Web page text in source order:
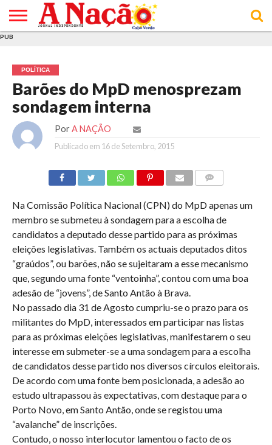
E DE
COOKIES
DE
UTILIZAÇÃO
PUB
POLÍTICA
Barões do MpD menosprezam
sondagem interna
Por A NAÇÃO
Publicado em 16 de Setembro, 2015
Na Comissão Política Nacional (CPN) do MpD apenas um
membro se submeteu à sondagem para a escolha de
candidatos a deputado desse partido para as próximas
eleições legislativas. Também os actuais deputados ditos
“graúdos”, ou barões, não se sujeitaram a esse mecanismo
que, segundo uma fonte “ventoinha”, contou com uma boa
adesão de “jovens”, de Santo Antão à Brava.
No passado dia 31 de Agosto cumpriu-se o prazo para os
militantes do MpD, interessados em participar nas listas
para as próximas eleições legislativas, manifestarem o seu
interesse em submeter-se a uma sondagem para a escolha
de candidatos desse partido nos diversos círculos eleitorais.
De acordo com uma fonte bem posicionada, a adesão ao
estudo ultrapassou às expectativas, com destaque para o
Porto Novo, em Santo Antão, onde se registou uma
“avalanche” de inscrições.
Contudo, o nosso interlocutor lamentou o facto de os